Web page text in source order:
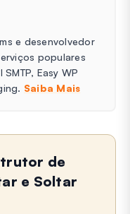
e desenvolvedor
populares
Easy WP
Saiba Mais
de
e Soltar